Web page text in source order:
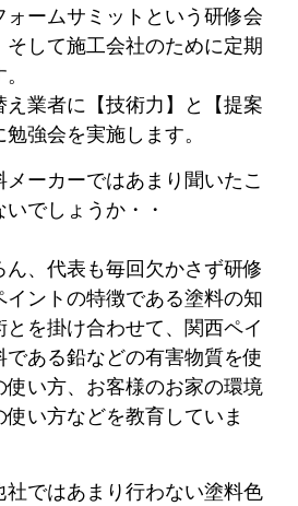
ォームサミットという研修会
そして施工会社のために定期
え業者に【技術力】と【提案
強会を実施します。
ーカーではあまり聞いたこ
でしょうか・・
、代表も毎回欠かさず研修
ントの特徴である塗料の知
を掛け合わせて、関西ペイ
である鉛などの有害物質を使
使い方、お客様のお家の環境
い方などを教育していま
社ではあまり行わない塗料色